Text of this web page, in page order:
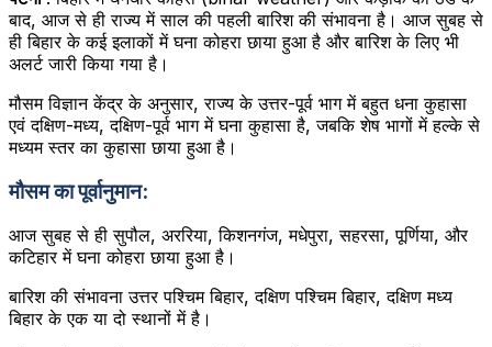
बाद, आज से ही राज्य में साल की पहली बारिश की संभावना है। आज सुबह से
ही बिहार के कई इलाकों में घना कोहरा छाया हुआ है और बारिश के लिए भी
अलर्ट जारी किया गया है।
मौसम विज्ञान केंद्र के अनुसार, राज्य के उत्तर-पूर्व भाग में बहुत धना कुहासा
एवं दक्षिण-मध्य, दक्षिण-पूर्व भाग में घना कुहासा है, जबकि शेष भागों में हल्के से
मध्यम स्तर का कुहासा छाया हुआ है।
मौसम का पूर्वानुमान:
आज सुबह से ही सुपौल, अररिया, किशनगंज, मधेपुरा, सहरसा, पूर्णिया, और
कटिहार में घना कोहरा छाया हुआ है।
बारिश की संभावना उत्तर पश्चिम बिहार, दक्षिण पश्चिम बिहार, दक्षिण मध्य
बिहार के एक या दो स्थानों में है।